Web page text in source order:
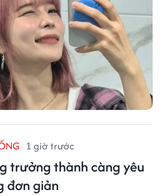
1 giờ trước
trưởng thành càng yêu
đơn giản